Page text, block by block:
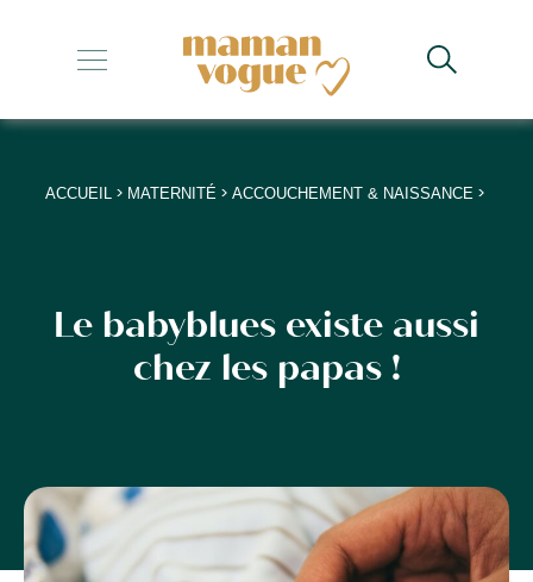
+
+
+
+
ACCUEIL> MATERNITÉ> ACCOUCHEMENT & NAISSANCE>
Le babyblues existe aussi
chez les papas !